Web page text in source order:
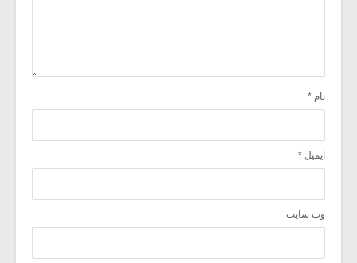
نام *
ایمیل *
وب‌ سایت